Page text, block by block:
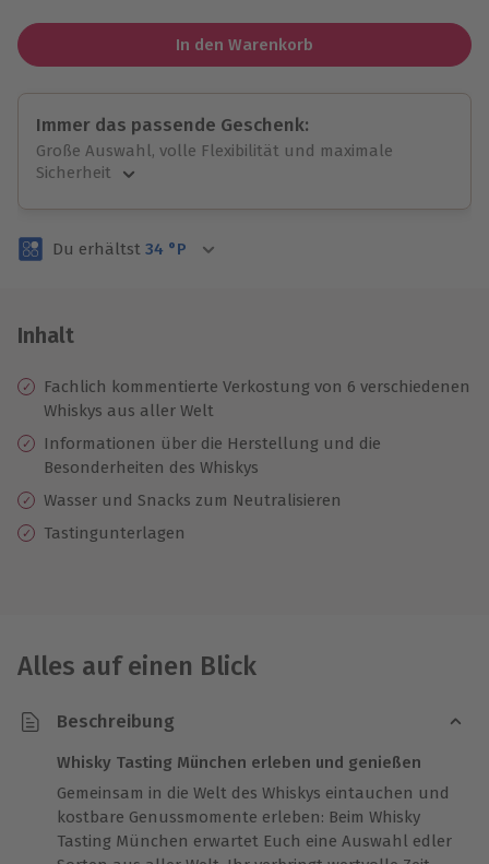
In den Warenkorb
Immer das passende Geschenk:
Große Auswahl, volle Flexibilität und maximale
Sicherheit
Volle Flexibilität
3 Jahre gültig & verlängerbar.
Du erhältst 34 °P
Inhalt
Fachlich kommentierte Verkostung von 6 verschiedenen
Whiskys aus aller Welt
Informationen über die Herstellung und die
Besonderheiten des Whiskys
Wasser und Snacks zum Neutralisieren
Tastingunterlagen
Alles auf einen Blick
Beschreibung
Whisky Tasting München erleben und genießen
Gemeinsam in die Welt des Whiskys eintauchen und
kostbare Genussmomente erleben: Beim Whisky
Tasting München erwartet Euch eine Auswahl edler